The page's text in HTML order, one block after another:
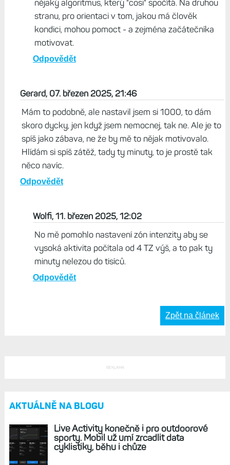
nějaký algoritmus, který "cosi" spočítá. Na druhou
stranu, pro orientaci v tom, jakou má člověk
kondici, mohou pomoct - a zejména začátečníka
motivovat.
Odpovědět
Gerard, 07. březen 2025, 21:46
Mám to podobně, ale nastavil jsem si 1000, to dám
skoro dycky, jen když jsem nemocnej, tak ne. Ale je to
spíš jako zábava, ne že by mě to nějak motivovalo.
Hlídám si spíš zátěž, tady ty minuty, to je prostě tak
něco navíc.
Odpovědět
Wolfi, 11. březen 2025, 12:02
No mě pomohlo nastavení zón intenzity aby se
vysoká aktivita počítala od 4 TZ výš, a to pak ty
minuty nelezou do tisíců.
Odpovědět
Zpět na článek
REKLAMA
AKTUÁLNĚ NA BLOGU
Live Activity konečně i pro outdoorové
sporty. Mobil už umí zrcadlit data
cyklistiky, běhu i chůze